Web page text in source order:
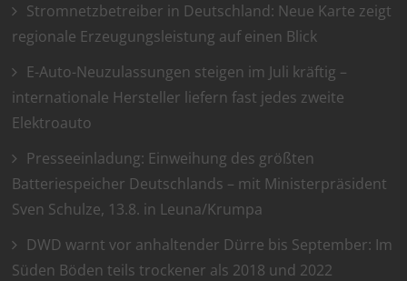
Stromnetzbetreiber in Deutschland: Neue Karte zeigt
regionale Erzeugungsleistung auf einen Blick
E-Auto-Neuzulassungen steigen im Juli kräftig –
internationale Hersteller liefern fast jedes zweite
Elektroauto
Presseeinladung: Einweihung des größten
Batteriespeicher Deutschlands – mit Ministerpräsident
Sven Schulze, 13.8. in Leuna/Krumpa
DWD warnt vor anhaltender Dürre bis September: Im
Süden Böden teils trockener als 2018 und 2022